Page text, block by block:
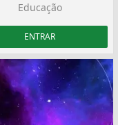
Educação
ENTRAR